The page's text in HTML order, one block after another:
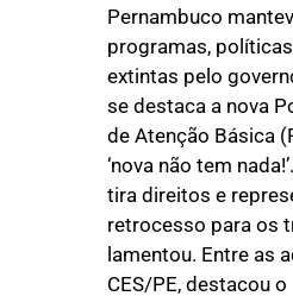
Pernambuco
programas,
extintas pelo
se destaca a nova
de Atenção Básica
‘nova não tem
tira direitos e
retrocesso para os
lamentou. Entre as
CES/PE, destacou o